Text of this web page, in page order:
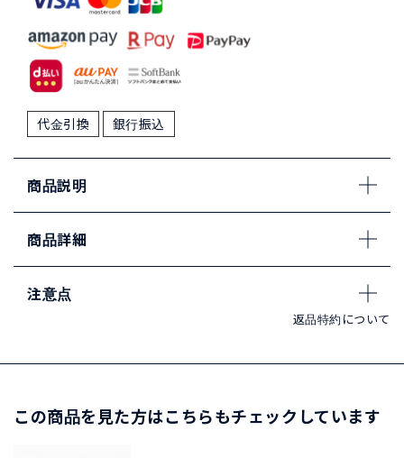
代金引換 銀行振込
商品説明
商品詳細
注意点
返品特約について
この商品を見た方はこちらもチェックしています